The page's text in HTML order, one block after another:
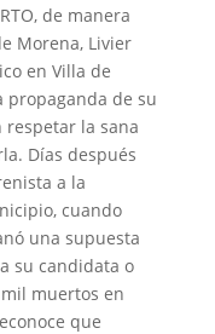
de manera
Morena, Livier
en Villa de
propaganda de su
respetar la sana
Días después
a la
cuando
una supuesta
su candidata o
muertos en
que